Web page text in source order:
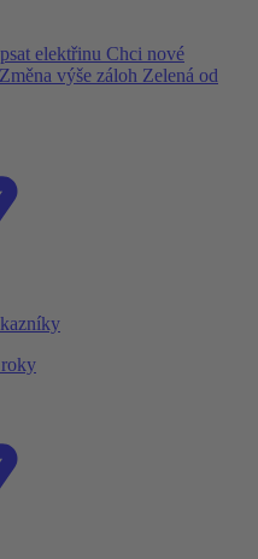
elektřinu Chci nové
Změna výše záloh Zelená od